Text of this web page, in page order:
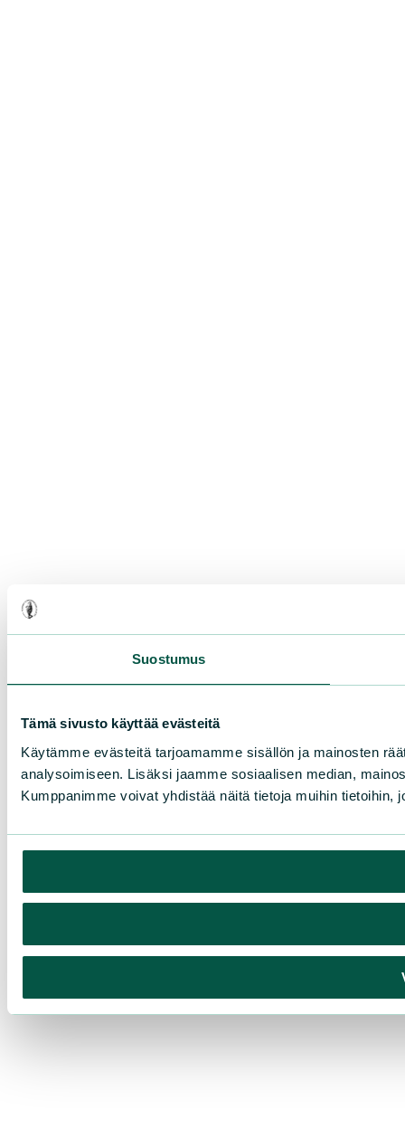
Suostumus
Tämä sivusto käyttää evästeitä
Käytämme evästeitä tarjoamamme sisällön ja mainosten
analysoimiseen. Lisäksi jaamme sosiaalisen median,
Kumppanimme voivat yhdistää näitä tietoja muihin tietoihin,